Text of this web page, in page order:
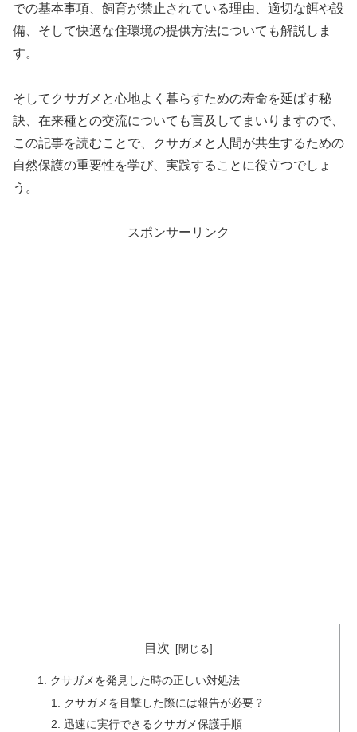
での基本事項、飼育が禁止されている理由、適切な餌や設
備、そして快適な住環境の提供方法についても解説しま
す。
そしてクサガメと心地よく暮らすための寿命を延ばす秘
訣、在来種との交流についても言及してまいりますので、
この記事を読むことで、クサガメと人間が共生するための
自然保護の重要性を学び、実践することに役立つでしょ
う。
スポンサーリンク
目次
クサガメを発見した時の正しい対処法
クサガメを目撃した際には報告が必要？
迅速に実行できるクサガメ保護手順